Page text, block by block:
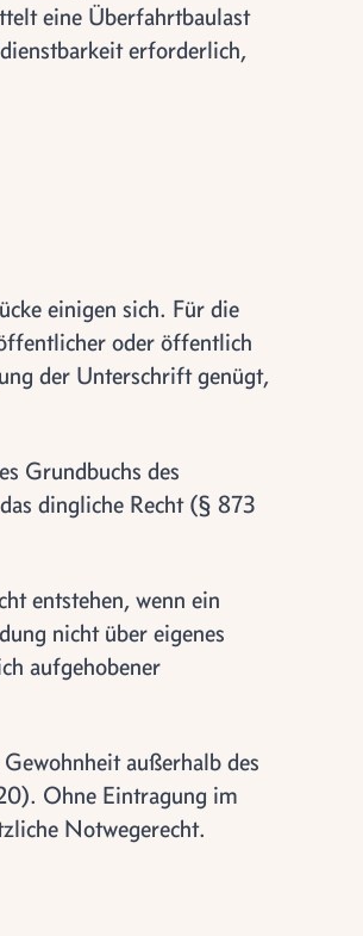
eine Überfahrtbaulast
erforderlich,
einigen sich. Für die
oder öffentlich
der Unterschrift genügt,
Grundbuchs des
dingliche Recht (§ 873
entstehen, wenn ein
nicht über eigenes
aufgehobener
außerhalb des
Ohne Eintragung im
Notwegerecht.